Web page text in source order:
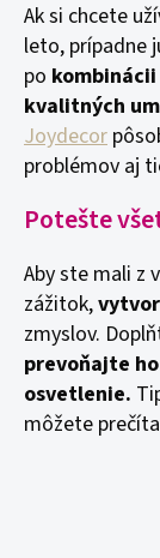
Ak si chcete
leto, prípadne
po
kvalitných
Joydecor
problémov aj
Potešte
Aby ste mali z
zážitok,
zmyslov.
prevoňajte ho
osvetlenie.
môžete